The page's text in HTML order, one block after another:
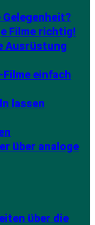
Filme richtig!
Ausrüstung
einfach
lassen
über analoge
über die